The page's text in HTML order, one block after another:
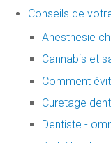
Conseils de
Anesthesie
Cannabis et
Comment
Curetage
Dentiste -